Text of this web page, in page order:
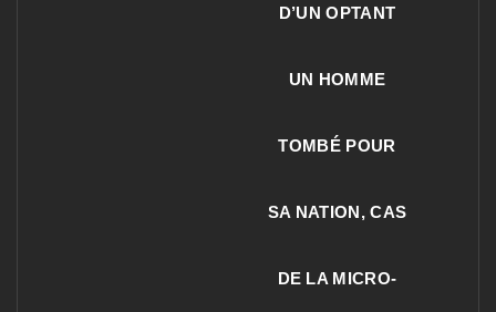
D’UN OPTANT
UN HOMME
TOMBÉ POUR
SA NATION, CAS
DE LA MICRO-